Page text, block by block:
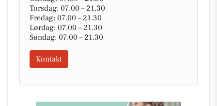
Torsdag: 07.00 – 21.30
Fredag: 07.00 – 21.30
Lørdag: 07.00 – 21.30
Søndag: 07.00 – 21.30
Kontakt